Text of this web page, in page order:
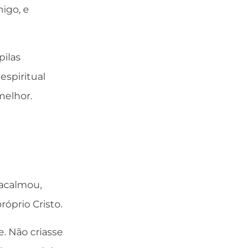
e
Cristo.
Não criasse